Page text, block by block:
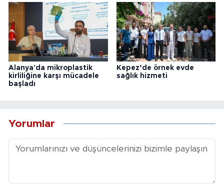
Alanya'da mikroplastik
kirliliğine karşı mücadele
başladı
Kepez’de örnek evde
sağlık hizmeti
Yorumlar